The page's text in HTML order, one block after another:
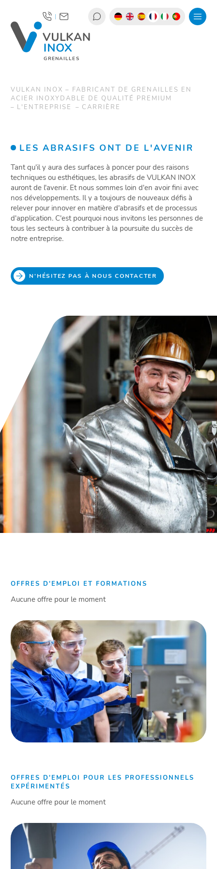
GRENAILLES
|
VULKAN INOX – FABRICANT DE GRENAILLES EN
ACIER INOXYDABLE DE QUALITÉ PREMIUM
L'ENTREPRISE
CARRIÈRE
LES ABRASIFS ONT DE L'AVENIR
Tant qu'il y aura des surfaces à poncer pour des raisons
techniques ou esthétiques, les abrasifs de VULKAN INOX
auront de l'avenir. Et nous sommes loin d'en avoir fini avec
nos développements. Il y a toujours de nouveaux défis à
relever pour innover en matière d'abrasifs et de processus
d'application. C'est pourquoi nous invitons les personnes de
tous les secteurs à contribuer à la poursuite du succès de
notre entreprise.
N'HÉSITEZ PAS À NOUS CONTACTER
OFFRES D'EMPLOI ET FORMATIONS
Aucune offre pour le moment
OFFRES D'EMPLOI POUR LES PROFESSIONNELS
EXPÉRIMENTÉS
Aucune offre pour le moment